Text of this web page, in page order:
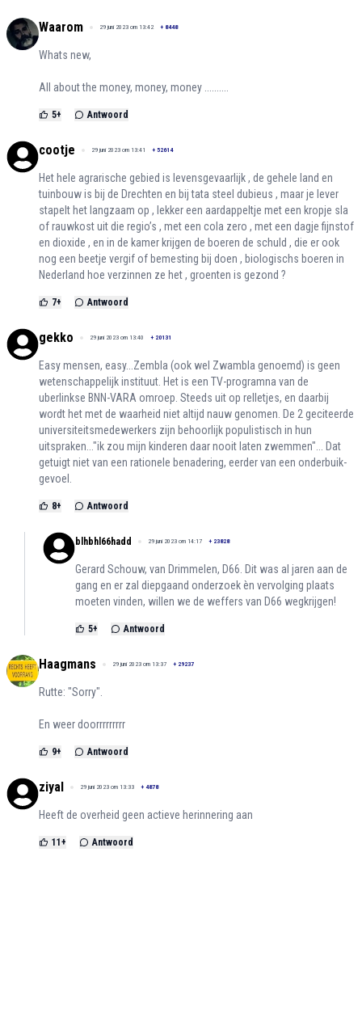
Waarom 29 juni 2023 om 13:42 + 8448
Whats new,
All about the money, money, money ..........
5+ Antwoord
cootje 29 juni 2023 om 13:41 + 52614
Het hele agrarische gebied is levensgevaarlijk , de gehele land en
tuinbouw is bij de Drechten en bij tata steel dubieus , maar je lever
stapelt het langzaam op , lekker een aardappeltje met een kropje sla
of rauwkost uit die regio’s , met een cola zero , met een dagje fijnstof
en dioxide , en in de kamer krijgen de boeren de schuld , die er ook
nog een beetje vergif of bemesting bij doen , biologischs boeren in
Nederland hoe verzinnen ze het , groenten is gezond ?
7+ Antwoord
gekko 29 juni 2023 om 13:40 + 20131
Easy mensen, easy...Zembla (ook wel Zwambla genoemd) is geen
wetenschappelijk instituut. Het is een TV-programna van de
uberlinkse BNN-VARA omroep. Steeds uit op relletjes, en daarbij
wordt het met de waarheid niet altijd nauw genomen. De 2 geciteerde
universiteitsmedewerkers zijn behoorlijk populistisch in hun
uitspraken..."ik zou mijn kinderen daar nooit laten zwemmen"... Dat
getuigt niet van een rationele benadering, eerder van een onderbuik-
gevoel.
8+ Antwoord
blhbhl66hadd 29 juni 2023 om 14:17 + 23828
Gerard Schouw, van Drimmelen, D66. Dit was al jaren aan de
gang en er zal diepgaand onderzoek èn vervolging plaats
moeten vinden, willen we de weffers van D66 wegkrijgen!
5+ Antwoord
Haagmans 29 juni 2023 om 13:37 + 29237
Rutte: "Sorry".
En weer doorrrrrrrrr
9+ Antwoord
ziyal 29 juni 2023 om 13:33 + 4878
Heeft de overheid geen actieve herinnering aan
11 + Antwoord